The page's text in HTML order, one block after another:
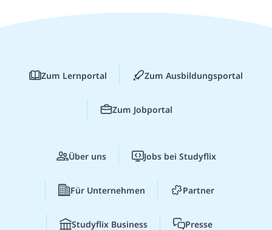
Zum Lernportal Zum Ausbildungsportal
Zum Jobportal
Über uns Jobs bei Studyflix
Für Unternehmen Partner
Studyflix Business Presse